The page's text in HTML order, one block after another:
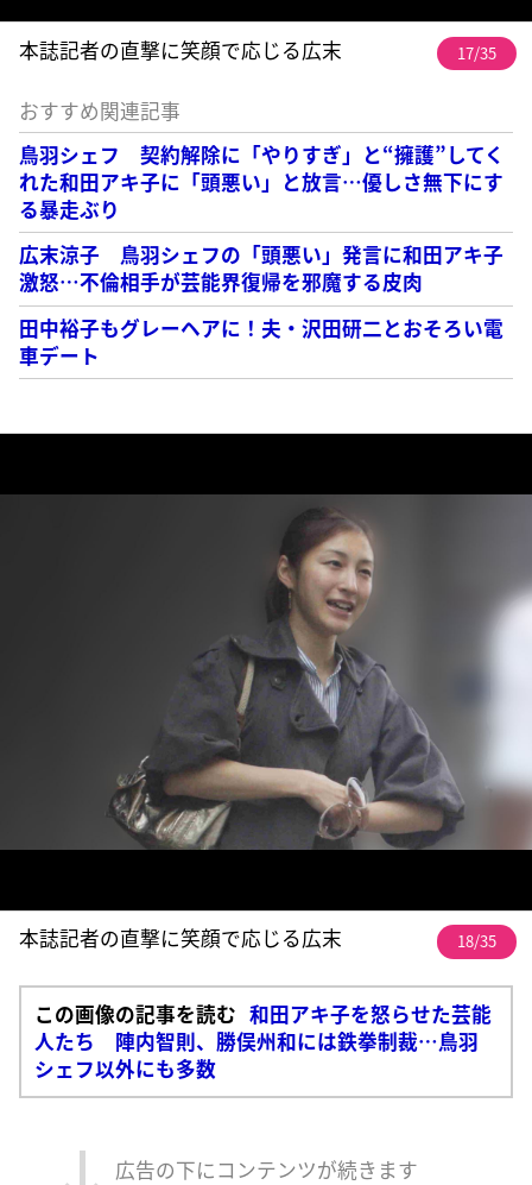
本誌記者の直撃に笑顔で応じる広末 17/35
おすすめ関連記事
鳥羽シェフ 契約解除に「やりすぎ」と“擁護”してく
れた和田アキ子に「頭悪い」と放言…優しさ無下にす
る暴走ぶり
広末涼子 鳥羽シェフの「頭悪い」発言に和田アキ子
激怒…不倫相手が芸能界復帰を邪魔する皮肉
田中裕子もグレーヘアに！夫・沢田研二とおそろい電
車デート
本誌記者の直撃に笑顔で応じる広末 18/35
この画像の記事を読む 和田アキ子を怒らせた芸能
人たち 陣内智則、勝俣州和には鉄拳制裁…鳥羽
シェフ以外にも多数
広告の下にコンテンツが続きます